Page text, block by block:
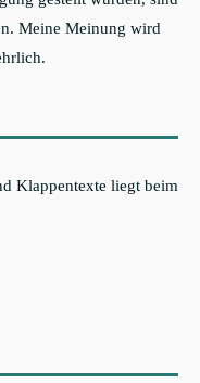
Meine Meinung wird
Klappentexte liegt beim